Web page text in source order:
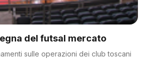
del futsal mercato
sulle operazioni dei club toscani